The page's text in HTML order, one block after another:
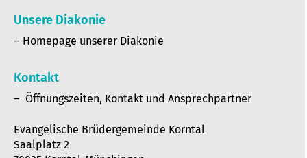
Unsere Diakonie
Homepage unserer Diakonie
Kontakt
Öffnungszeiten, Kontakt und Ansprechpartner
Evangelische Brüdergemeinde Korntal
Saalplatz 2